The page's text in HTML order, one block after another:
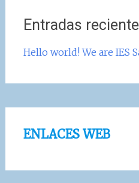
Entradas
Hello world! We are IES
ENLACES WEB